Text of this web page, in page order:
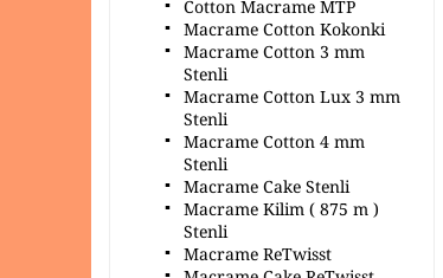
Cotton Macrame MTP
Macrame Cotton Kokonki
Macrame Cotton 3 mm
Stenli
Macrame Cotton Lux 3 mm
Stenli
Macrame Cotton 4 mm
Stenli
Macrame Cake Stenli
Macrame Kilim ( 875 m )
Stenli
Macrame ReTwisst